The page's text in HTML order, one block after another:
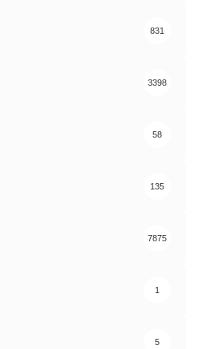
831
3398
58
135
7875
1
5